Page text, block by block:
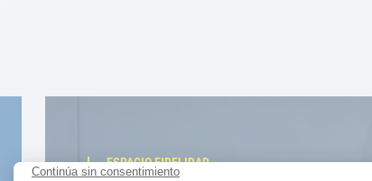
ESPACIO FIDELIDAD